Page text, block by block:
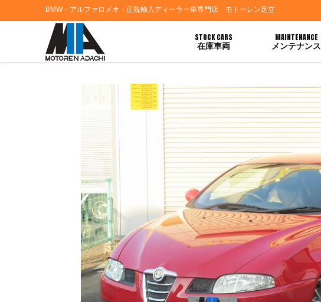
BMW・アルファロメオ・正規輸入ディーラー車専門店 モトーレン足立
STOCK CARS
在庫車両
MAINTENANCE
メンテナンス
HOME>お知らせ > ☆アルファロメオＧＴ最新入庫！！☆